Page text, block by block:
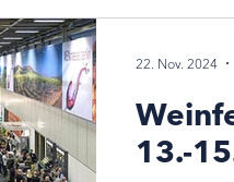
13.-
22. Nov. 2024